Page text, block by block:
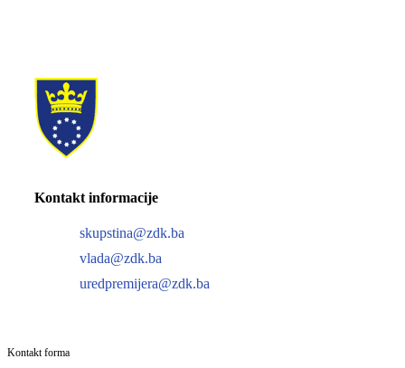
Kontakt informacije
skupstina@zdk.ba
vlada@zdk.ba
uredpremijera@zdk.ba
Kontakt forma